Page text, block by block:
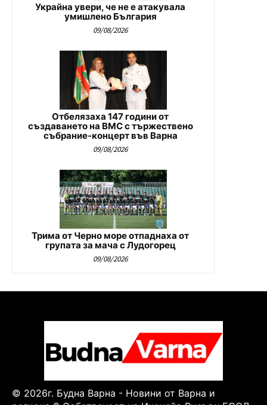
Украйна увери, че не е атакувала
умишлено България
09/08/2026
Отбелязаха 147 години от
създаването на ВМС с тържествено
събрание-концерт във Варна
09/08/2026
Трима от Черно море отпаднаха от
групата за мача с Лудогорец
09/08/2026
© 2026г. Будна Варна - Новини от Варна и